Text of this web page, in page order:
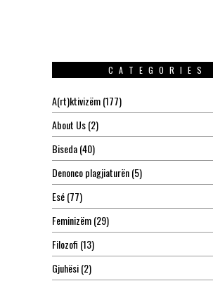
CATEGORIES
A(rt)ktivizëm(177)
About Us(2)
Biseda(40)
Denonco plagjiaturën(5)
Esé(77)
Feminizëm(29)
Filozofi (13)
Gjuhësi(2)